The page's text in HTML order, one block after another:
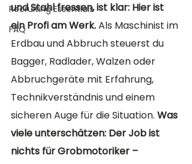
Recruiting Essentials
FAQ
und Stahl fressen, ist klar: Hier ist
ein Profi am Werk. Als Maschinist im
Erdbau und Abbruch steuerst du
Bagger, Radlader, Walzen oder
Abbruchgeräte mit Erfahrung,
Technikverständnis und einem
sicheren Auge für die Situation. Was
viele unterschätzen: Der Job ist
nichts für Grobmotoriker –